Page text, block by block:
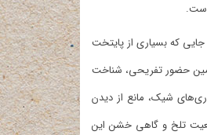
که بسیاری از پایتخت‌
همین حضور تفریحی، شناخت
شیک، مانع از دیدن
تلخ و گاهی خشن این